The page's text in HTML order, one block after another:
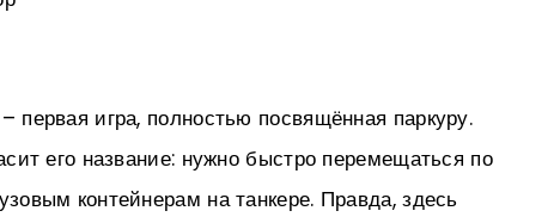
игра, полностью посвящённая паркуру.
его название: нужно быстро перемещаться по
контейнерам на танкере. Правда, здесь